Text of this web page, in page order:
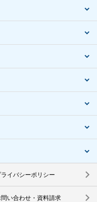
ライバシーポリシー
問い合わせ・資料請求